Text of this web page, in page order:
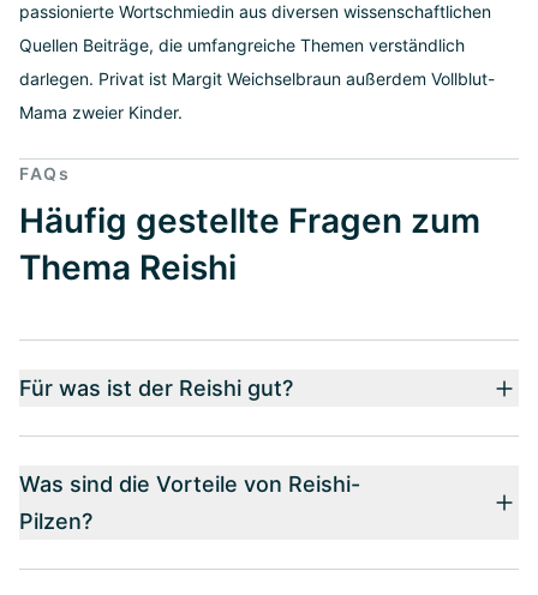
passionierte Wortschmiedin aus diversen wissenschaftlichen
Quellen Beiträge, die umfangreiche Themen verständlich
darlegen. Privat ist Margit Weichselbraun außerdem Vollblut-
Mama zweier Kinder.
FAQs
Häufig gestellte Fragen zum
Thema Reishi
Für was ist der Reishi gut?
Was sind die Vorteile von Reishi-
Pilzen?